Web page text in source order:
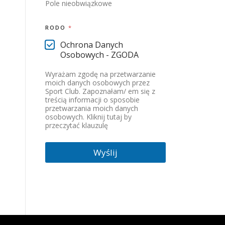
Pole nieobwiązkowe
RODO *
Ochrona Danych
Osobowych - ZGODA
Wyrażam zgodę na przetwarzanie
moich danych osobowych przez
Sport Club. Zapoznałam/ em się z
treścią informacji o sposobie
przetwarzania moich danych
osobowych. Kliknij tutaj by
przeczytać klauzulę
Wyślij